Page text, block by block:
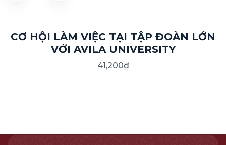
CƠ HỘI LÀM VIỆC TẠI TẬP ĐOÀN LỚN
VỚI AVILA UNIVERSITY
41,200₫